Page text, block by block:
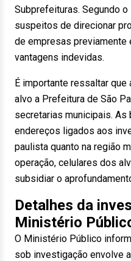
Subprefeituras. Segundo
suspeitos de direcionar
de empresas previamente
vantagens indevidas.
É importante ressaltar
alvo a Prefeitura de São
secretarias municipais.
endereços ligados aos
paulista quanto na região
operação, celulares dos
subsidiar o
Detalhes da
Ministério
O Ministério Público
sob investigação envolve